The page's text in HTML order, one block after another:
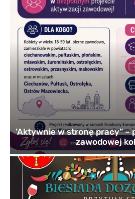
’Aktywnie w stronę pracy”
zawodowej